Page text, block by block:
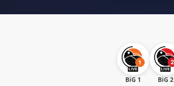
BiG 1 BiG 2